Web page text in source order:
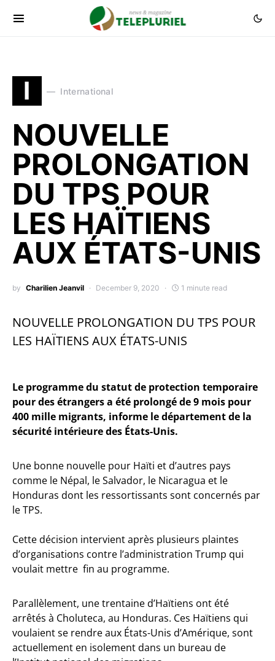
I International
NOUVELLE
PROLONGATION
DU TPS POUR
LES HAÏTIENS
AUX ÉTATS-UNIS
by Charilien Jeanvil December 9, 2020 1 minute read
NOUVELLE PROLONGATION DU TPS POUR
LES HAÏTIENS AUX ÉTATS-UNIS
Le programme du statut de protection temporaire
pour des étrangers a été prolongé de 9 mois pour
400 mille migrants, informe le département de la
sécurité intérieure des États-Unis.
Une bonne nouvelle pour Haïti et d’autres pays
comme le Népal, le Salvador, le Nicaragua et le
Honduras dont les ressortissants sont concernés par
le TPS.
Cette décision intervient après plusieurs plaintes
d’organisations contre l’administration Trump qui
voulait mettre fin au programme.
Parallèlement, une trentaine d’Haïtiens ont été
arrêtés à Choluteca, au Honduras. Ces Haïtiens qui
voulaient se rendre aux États-Unis d’Amérique, sont
actuellement en isolement dans un bureau de